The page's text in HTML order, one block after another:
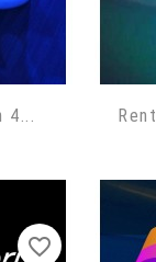
4...
favorite_border